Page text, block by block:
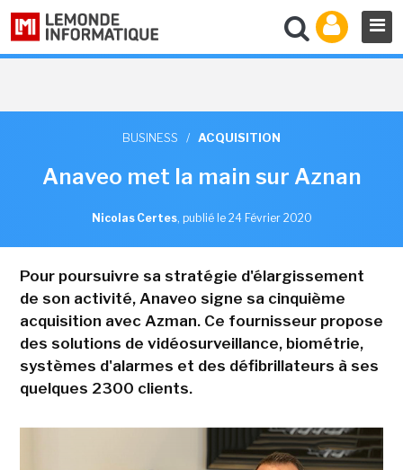
BUSINESS / ACQUISITION
Anaveo met la main sur Aznan
Nicolas Certes, publié le 24 Février 2020
Pour poursuivre sa stratégie d'élargissement
de son activité, Anaveo signe sa cinquième
acquisition avec Azman. Ce fournisseur propose
des solutions de vidéosurveillance, biométrie,
systèmes d'alarmes et des défibrillateurs à ses
quelques 2300 clients.